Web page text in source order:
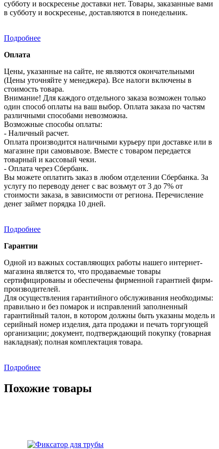
субботу и воскресенье доставки нет. Товары, заказанные вами
в субботу и воскресенье, доставляются в понедельник.
Подробнее
Оплата
Цены, указанные на сайте, не являются окончательными
(Цены уточняйте у менеджера). Все налоги включены в
стоимость товара.
Внимание! Для каждого отдельного заказа возможен только
один способ оплаты на ваш выбор. Оплата заказа по частям
различными способами невозможна.
Возможные способы оплаты:
- Наличный расчет.
Оплата производится наличными курьеру при доставке или в
магазине при самовывозе. Вместе с товаром передается
товарный и кассовый чеки.
- Оплата через Сбербанк.
Вы можете оплатить заказ в любом отделении Сбербанка. За
услугу по переводу денег с вас возьмут от 3 до 7% от
стоимости заказа, в зависимости от региона. Перечисление
денег займет порядка 10 дней.
Подробнее
Гарантии
Одной из важных составляющих работы нашего интернет-
магазина является то, что продаваемые товары
сертифицированы и обеспечены фирменной гарантией фирм-
производителей.
Для осуществления гарантийного обслуживания необходимы:
правильно и без помарок и исправлений заполненный
гарантийный талон, в котором должны быть указаны модель и
серийный номер изделия, дата продажи и печать торгующей
организации; документ, подтверждающий покупку (товарная
накладная); полная комплектация товара.
Подробнее
Похожие товары